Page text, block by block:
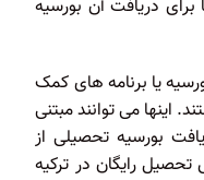
دریافت آن بورسیه
یا برنامه های کمک
اینها می توانند مبتنی
بورسیه تحصیلی از
تحصیل رایگان در ترکیه